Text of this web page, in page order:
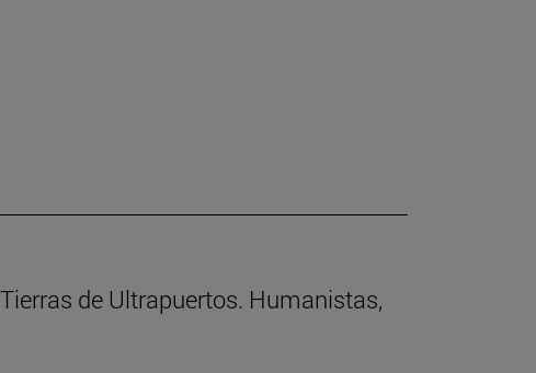
de Ultrapuertos. Humanistas,